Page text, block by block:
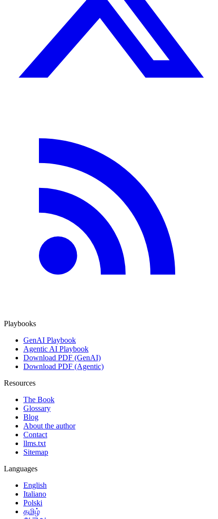
Playbooks
GenAI Playbook
Agentic AI Playbook
Download PDF (GenAI)
Download PDF (Agentic)
Resources
The Book
Glossary
Blog
About the author
Contact
llms.txt
Sitemap
Languages
English
Italiano
Polski
தமிழ்